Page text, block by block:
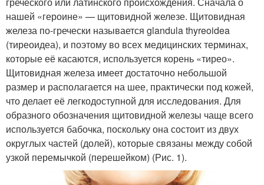
нашей «героине» — щитовидной железе. Щитовидная
железа по-гречески называет­ся glandula thyreoidea
(тиреоидеа), и поэтому во всех медицинских терминах,
которые её касаются, используется корень «тирео».
Щитовидная железа имеет достаточно не­большой
размер и располагается на шее, практически под кожей,
что делает её легко­доступной для исследования. Для
образного обозначения щитовидной железы чаще всего
используется бабочка, поскольку она состоит из двух
округлых частей (долей), которые связаны между собой
узкой перемычкой (перешейком) (Рис. 1).